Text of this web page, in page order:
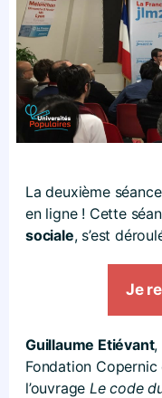
La deuxième
en ligne ! Cette
sociale, s’est
Je
Guillaume Etiévant,
Fondation
l’ouvrage Le code